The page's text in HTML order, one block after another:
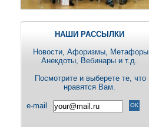
НАШИ РАССЫЛКИ
Новости, Aфоризмы, Метафоры
Анекдоты, Вебинары и т.д.
Посмотрите и выберете те, что
нравятся Вам.
e-mail